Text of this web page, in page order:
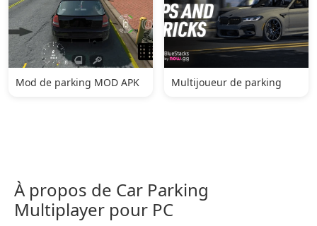
Mod de parking MOD APK Multijoueur de parking
À propos de Car Parking
Multiplayer pour PC